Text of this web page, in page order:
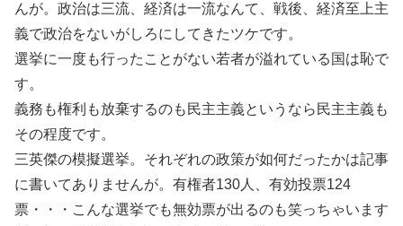
んが。政治は三流、経済は一流なんて、戦後、経済至上主
義で政治をないがしろにしてきたツケです。
選挙に一度も行ったことがない若者が溢れている国は恥で
す。
義務も権利も放棄するのも民主主義というなら民主主義も
その程度です。
三英傑の模擬選挙。それぞれの政策が如何だったかは記事
に書いてありませんが。有権者130人、有効投票124
票・・・こんな選挙でも無効票が出るのも笑っちゃいます